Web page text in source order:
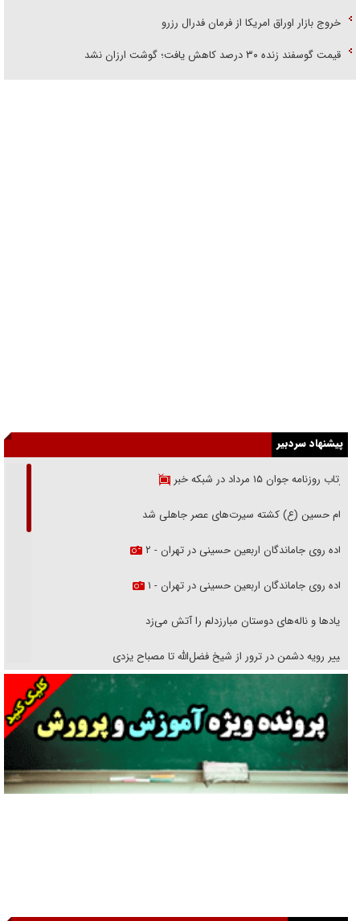
خروج بازار اوراق امریکا از فرمان فدرال رزرو
قیمت گوسفند زنده ۳۰ درصد کاهش یافت؛ گوشت ارزان نشد
پیشنهاد سردبیر
بازتاب روزنامه جوان ۱۵ مرداد در شبکه خبر
امام حسین (ع) کشته سیرت‌های عصر جاهلی شد
پیاده روی جاماندگان اربعین حسینی در تهران - ۲
پیاده روی جاماندگان اربعین حسینی در تهران - ۱
فریاد‌ها و ناله‌های دوستان مبارزدلم را آتش می‌زد
تغییر رویه دشمن در ترور از شیخ فضل‌الله تا مصباح یزدی
خرید قسطی اولش خنده و آخرش گریه است!